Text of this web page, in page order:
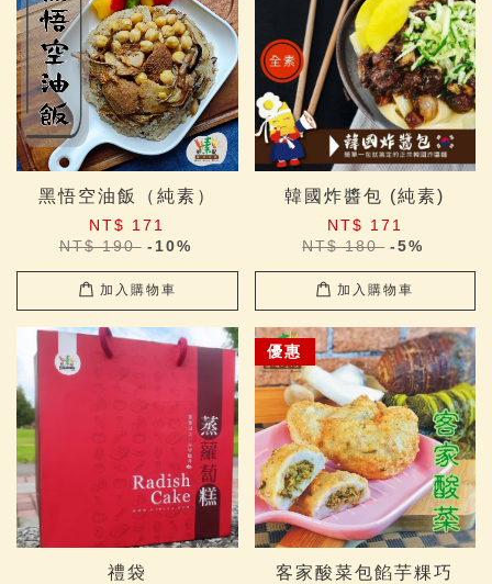
黑悟空油飯（純素）
NT$ 171
NT$ 190 -10%
加入購物車
韓國炸醬包 (純素)
NT$ 171
NT$ 180 -5%
加入購物車
禮袋
優惠
客家酸菜包餡芋粿巧